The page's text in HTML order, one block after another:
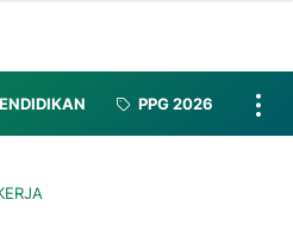
PPG 2026